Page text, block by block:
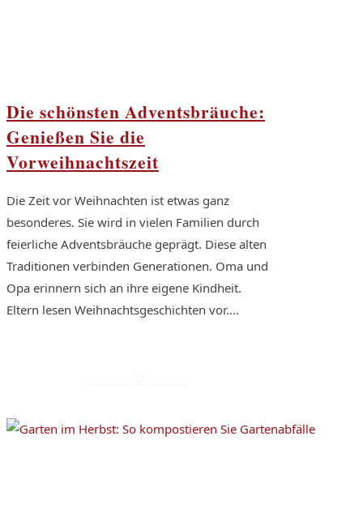
Die schönsten Adventsbräuche:
Genießen Sie die
Vorweihnachtszeit
Die Zeit vor Weihnachten ist etwas ganz
besonderes. Sie wird in vielen Familien durch
feierliche Adventsbräuche geprägt. Diese alten
Traditionen verbinden Generationen. Oma und
Opa erinnern sich an ihre eigene Kindheit.
Eltern lesen Weihnachtsgeschichten vor....